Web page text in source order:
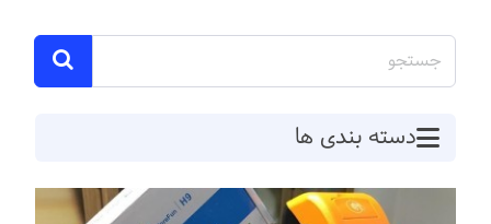
دسته بندی ها